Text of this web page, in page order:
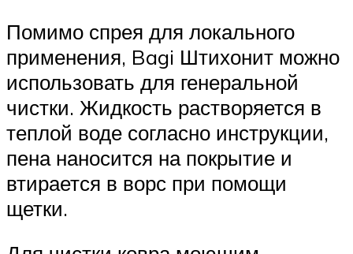
Помимо спрея для локального
применения, Bagi Штихонит можно
использовать для генеральной
чистки. Жидкость растворяется в
теплой воде согласно инструкции,
пена наносится на покрытие и
втирается в ворс при помощи
щетки.